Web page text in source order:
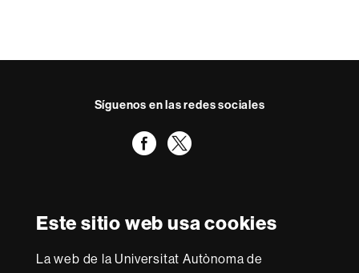
Este sitio web usa cookies
La web de la Universitat Autònoma de
Síguenos en las redes sociales
Facebook
Twitter
Excellence
Research